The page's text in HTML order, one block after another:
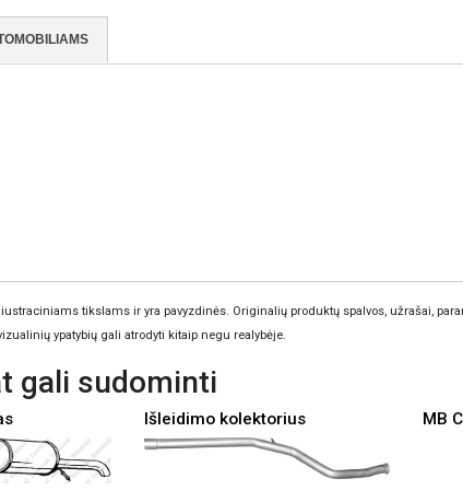
tikslams ir yra pavyzdinės. Originalių produktų spalvos, užrašai,
ypatybių gali atrodyti kitaip negu realybėje.
gali sudominti
Išleidimo kolektorius MB